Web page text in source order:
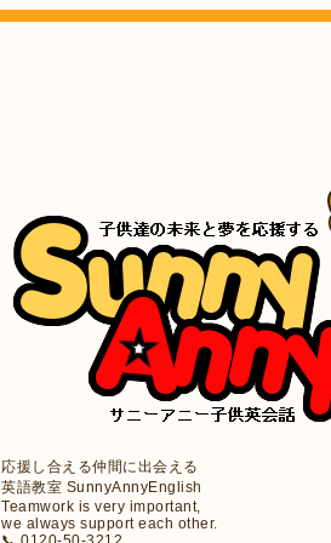
応援し合える仲間に出会える
英語教室 SunnyAnnyEnglish
Teamwork is very important,
we always support each other.